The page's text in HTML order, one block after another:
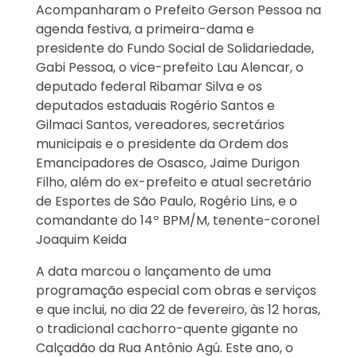
Acompanharam o Prefeito Gerson Pessoa na
agenda festiva, a primeira-dama e
presidente do Fundo Social de Solidariedade,
Gabi Pessoa, o vice-prefeito Lau Alencar, o
deputado federal Ribamar Silva e os
deputados estaduais Rogério Santos e
Gilmaci Santos, vereadores, secretários
municipais e o presidente da Ordem dos
Emancipadores de Osasco, Jaime Durigon
Filho, além do ex-prefeito e atual secretário
de Esportes de São Paulo, Rogério Lins, e o
comandante do 14º BPM/M, tenente-coronel
Joaquim Keida
A data marcou o lançamento de uma
programação especial com obras e serviços
e que inclui, no dia 22 de fevereiro, às 12 horas,
o tradicional cachorro-quente gigante no
Calçadão da Rua Antônio Agú. Este ano, o